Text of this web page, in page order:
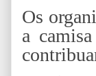
Os
a